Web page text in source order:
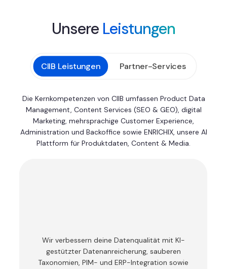
Unsere Leistungen
CIIB Leistungen Partner-Services
Die Kernkompetenzen von CIIB umfassen Product Data
Management, Content Services (SEO & GEO), digital
Marketing, mehrsprachige Customer Experience,
Administration und Backoffice sowie ENRICHIX, unsere AI
Plattform für Produktdaten, Content & Media.
Wir verbessern deine Datenqualität mit KI-
gestützter Datenanreicherung, sauberen
Taxonomien, PIM- und ERP-Integration sowie